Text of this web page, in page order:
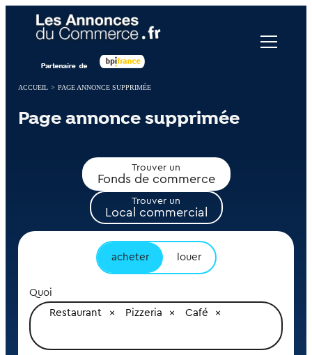
ACCUEIL > PAGE ANNONCE SUPPRIMÉE
Page annonce supprimée
Trouver un
Fonds de commerce
Trouver un
Local commercial
acheter louer
Quoi
Restaurant
Pizzeria Café
Panneau de gestion des cookies